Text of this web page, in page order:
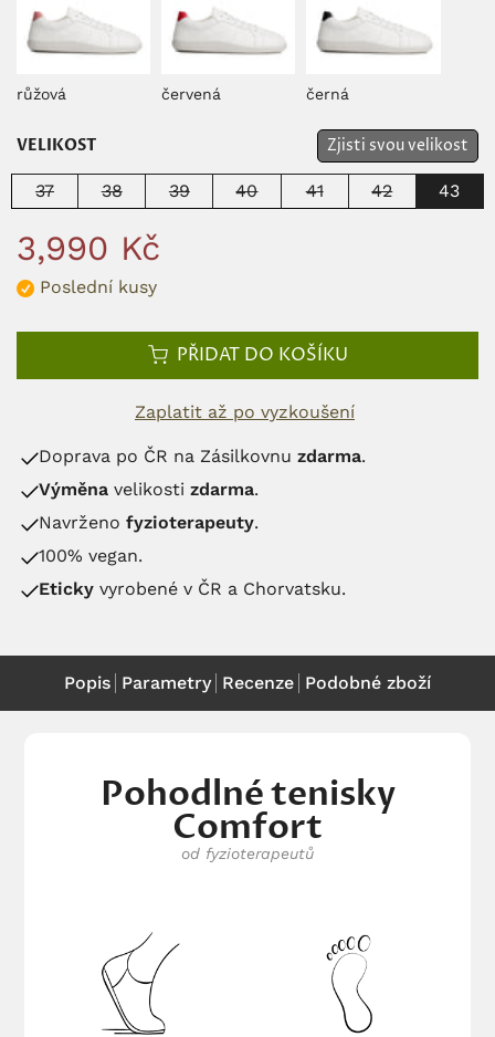
růžová červená černá
VELIKOST Zjisti svou velikost
37 38 39 40 41 42 43
3,990 Kč
Poslední kusy
PŘIDAT DO KOŠÍKU
Zaplatit až po vyzkoušení
Doprava po ČR na Zásilkovnu zdarma.
Výměna velikosti zdarma.
Navrženo fyzioterapeuty.
100% vegan.
Eticky vyrobené v ČR a Chorvatsku.
Popis Parametry Recenze Podobné zboží
Pohodlné tenisky
Comfort
od fyzioterapeutů